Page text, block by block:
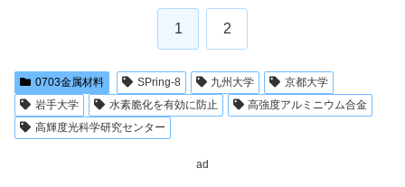
1 2
0703金属材料 SPring-8 九州大学
京都大学
岩手大学
水素脆化を有効に防止
高強度アルミニウム合金
高輝度光科学研究センター
ad